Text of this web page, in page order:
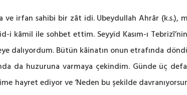
irfan sahibi bir zât idi. Ubeydullah Ahrâr (k.s.),
i kâmil ile sohbet ettim. Seyyid Kasım-ı
dalıyordum. Bütün kâinatın onun etrafında
da huzuruna varmaya çekindim. Günde üç
hayret ediyor ve ‘Neden bu şekilde